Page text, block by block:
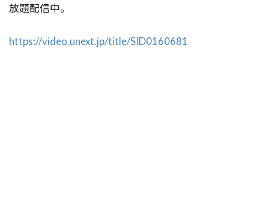
放題配信中。
https://video.unext.jp/title/SID0160681